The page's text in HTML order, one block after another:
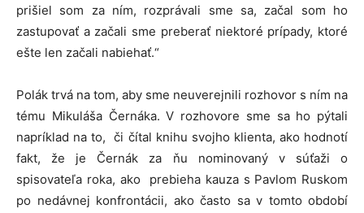
prišiel som za ním, rozprávali sme sa, začal som ho
zastupovať a začali sme preberať niektoré prípady, ktoré
ešte len začali nabiehať.“
Polák trvá na tom, aby sme neuverejnili rozhovor s ním na
tému Mikuláša Černáka. V rozhovore sme sa ho pýtali
napríklad na to, či čítal knihu svojho klienta, ako hodnotí
fakt, že je Černák za ňu nominovaný v súťaži o
spisovateľa roka, ako prebieha kauza s Pavlom Ruskom
po nedávnej konfrontácii, ako často sa v tomto období